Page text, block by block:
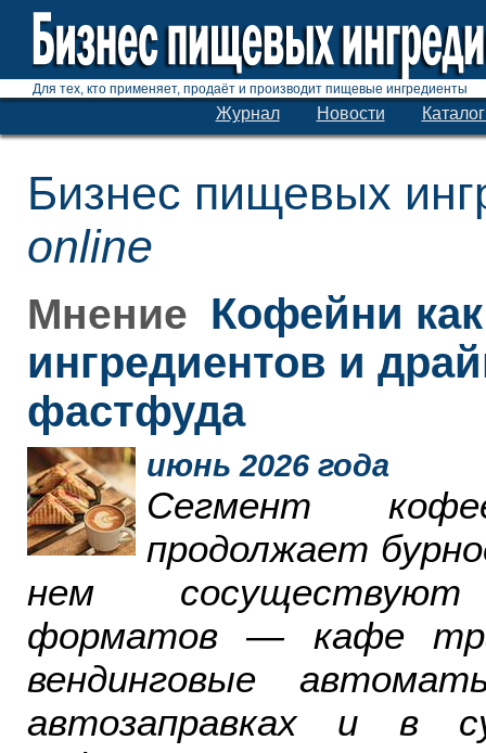
Для тех, кто применяет, продаёт и производит пищевые ингредиенты
Журнал Новости
Бизнес пищевых
online
Мнение Кофейни
ингредиентов и
фастфуда
июнь 2026 года
Сегмент
продолжает
нем
форматов — кафе
вендинговые
автозаправках и в